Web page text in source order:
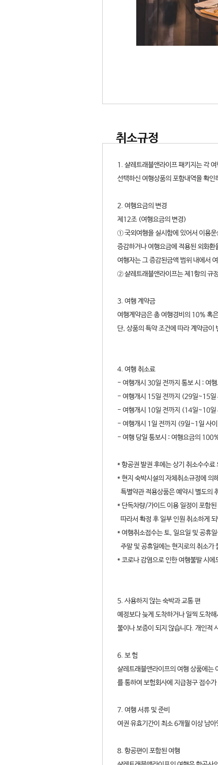
취소규정
1. 샬레트래블앤라이프 패키지는 각
선택하신 여행상품의 포함내역을 확인
2. 여행요금의 변경
제12조 (여행요금의 변경)
① 국외여행을 실시함에 있어서 이용
증감하거나 여행요금에 적용된 외화
여행자는 그 증감된금액 범위 내에서
② 샬레트래블앤라이프는 제1항의 규
3. 여행 계약금
여행계약금은 총 여행경비의 10% 혹
단, 상품의 특약 조건에 따라 계약금이
4. 여행 취소료
- 여행개시 30일 전까지 통보 시 : 여
- 여행개시 15일 전까지 (29일~15일
- 여행개시 10일 전까지 (14일~10일
- 여행개시 1일 전까지 (9일~1일 사
- 여행 당일 통보시 : 여행요금의
* 항공권 발권 후에는 상기 취소수수
* 현지 숙박시설의 자체취소규정에 의
특별약관 적용상품은 예약시 별도의
* 단독차량/가이드 이용 일정이 포함
따라서 확정 후 일부 인원 취소하게
* 여행취소접수는 토, 일요일 및 공휴
주말 및 공휴일에는 현지로의 취소가
* 코로나 감염으로 인한 여행불발 시
5. 사용하지 않는 숙박과 교통 편
예정보다 늦게 도착하거나 일찍 도착
불이나 보증이 되지 않습니다. 개인적
6. 보 험
샬레트래블앤라이프의 여행 상품에는
를 통하여 보험회사에 지급청구 접수
7. 여행 서류 및 준비
여권 유효기간이 최소 6개월 이상 남
8. 항공편이 포함된 여행